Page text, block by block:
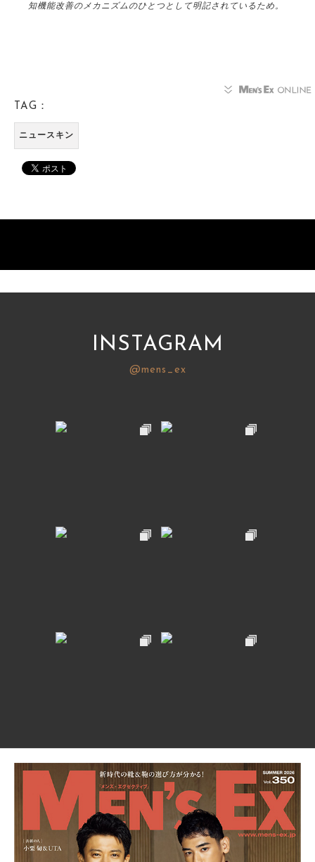
知機能改善のメカニズムのひとつとして明記されているため。
TAG：
ニュースキン
INSTAGRAM
@mens_ex